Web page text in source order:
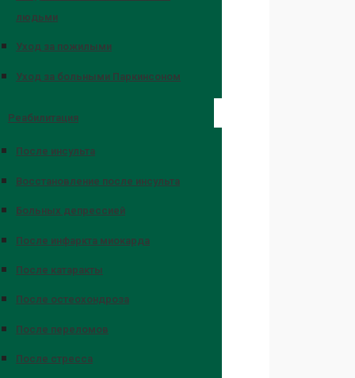
людьми
Уход за пожилыми
Уход за больными Паркинсоном
Реабилитация
После инсульта
Восстановление после инсульта
Больных депрессией
После инфаркта миокарда
После катаракты
После остеохондроза
После переломов
После стресса